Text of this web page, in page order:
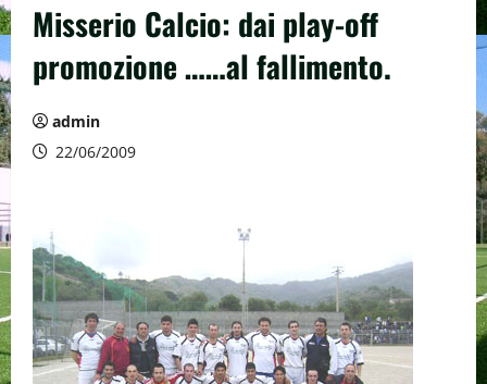
Misserio Calcio: dai play-off
promozione ……al fallimento.
admin
22/06/2009